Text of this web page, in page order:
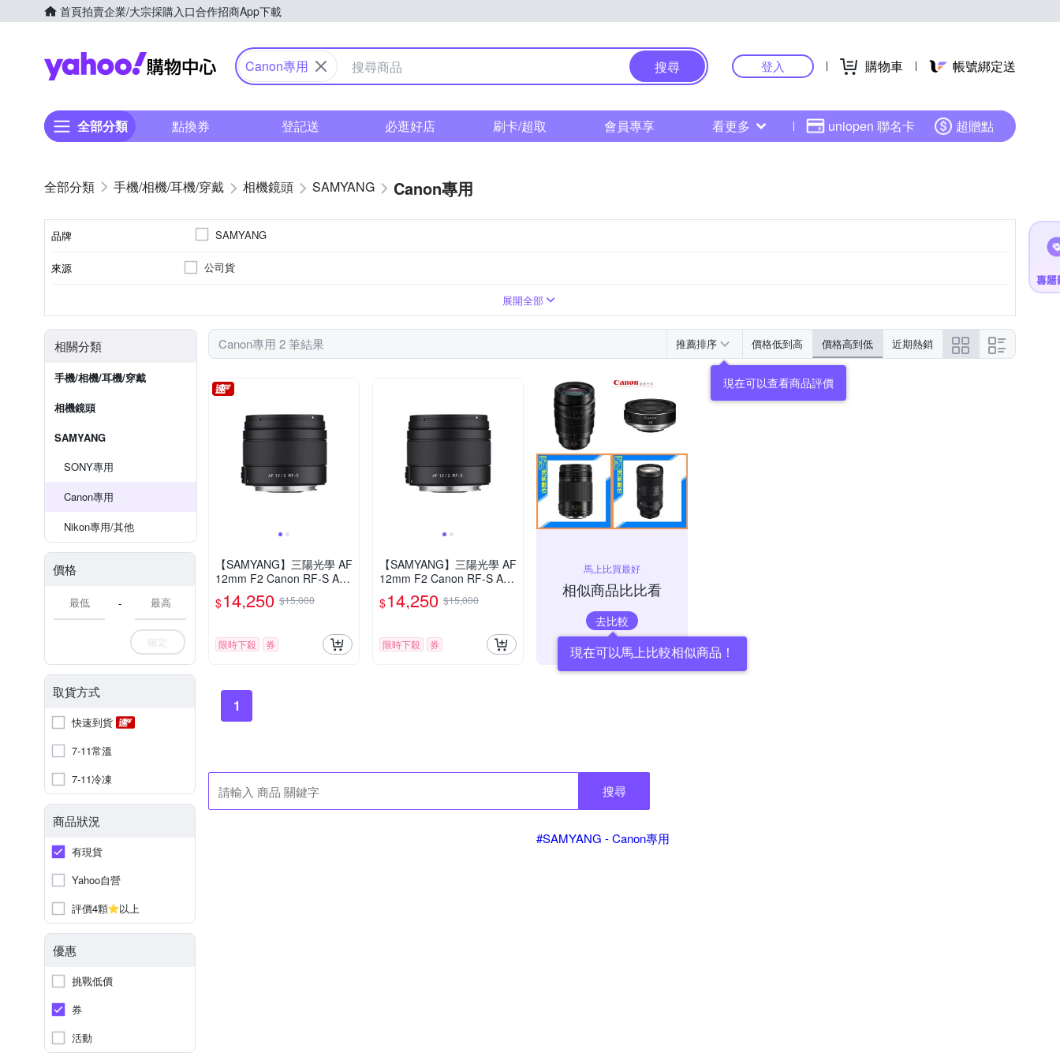
首頁拍賣企業/大宗採購入口合作招商App下載
Yahoo購物中心
Canon專用 搜尋 登入 購物車 帳號綁定送
全部分類 點換券 登記送 必逛好店 刷卡/超取 會員專享 看更多 uniopen 聯名卡 超贈點
手機/相機/耳機/穿戴 相機鏡頭 SAMYANG Canon專用
品牌 SAMYANG
來源 公司貨
展開全部
相關分類
手機/相機/耳機/穿戴
相機鏡頭
SAMYANG
SONY專用
Canon專用
Nikon專用/其他
價格
-
確定
取貨方式
快速到貨
7-11常溫
7-11冷凍
商品狀況
有現貨
Yahoo自營
評價4顆
以上
優惠
挑戰低價
券
活動
Canon專用 2 筆結果 推薦排序 價格低到高 價格高到低 近期熱銷
現在可以查看商品評價
【SAMYANG】三陽光學 AF
12mm F2 Canon RF-S AP
S-C 自動對焦鏡頭 公司貨
$14,250 $15,000
限時下殺 券
【SAMYANG】三陽光學 AF
12mm F2 Canon RF-S AP
S-C 自動對焦鏡頭 公司貨
$14,250 $15,000
限時下殺 券
馬上比買最好
相似商品比比看
去比較
現在可以馬上比較相似商品！
1
搜尋
#SAMYANG - Canon專用